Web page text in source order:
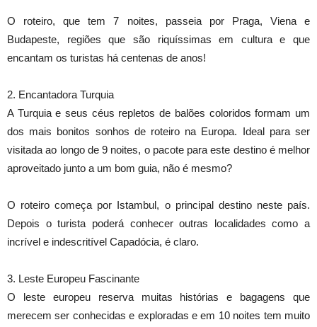
O roteiro, que tem 7 noites, passeia por Praga, Viena e
Budapeste, regiões que são riquíssimas em cultura e que
encantam os turistas há centenas de anos!
2. Encantadora Turquia
A Turquia e seus céus repletos de balões coloridos formam um
dos mais bonitos sonhos de roteiro na Europa. Ideal para ser
visitada ao longo de 9 noites, o pacote para este destino é melhor
aproveitado junto a um bom guia, não é mesmo?
O roteiro começa por Istambul, o principal destino neste país.
Depois o turista poderá conhecer outras localidades como a
incrível e indescritível Capadócia, é claro.
3. Leste Europeu Fascinante
O leste europeu reserva muitas histórias e bagagens que
merecem ser conhecidas e exploradas e em 10 noites tem muito